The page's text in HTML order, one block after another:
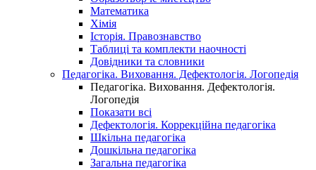
Математика
Хімія
Історія. Правознавство
Таблиці та комплекти наочності
Довідники та словники
Педагогіка. Виховання. Дефектологія. Логопедія
Педагогіка. Виховання. Дефектологія.
Логопедія
Показати всі
Дефектологія. Коррекційна педагогіка
Шкільна педагогіка
Дошкільна педагогіка
Загальна педагогіка